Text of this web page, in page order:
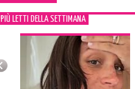
I PIÙ LETTI DELLA SETTIMANA